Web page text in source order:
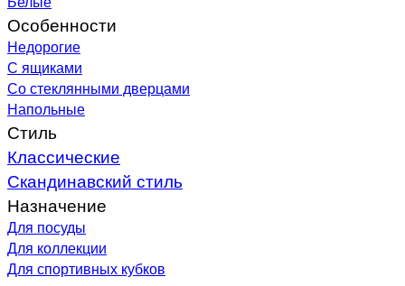
Особенности
Недорогие
С ящиками
Со стеклянными дверцами
Напольные
Стиль
Классические
Скандинавский стиль
Назначение
Для посуды
Для коллекции
Для спортивных кубков